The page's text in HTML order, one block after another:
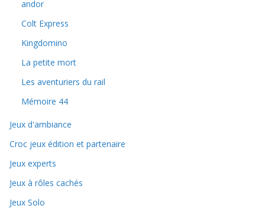
andor
Colt Express
Kingdomino
La petite mort
Les aventuriers du rail
Mémoire 44
Jeux d'ambiance
Croc jeux édition et partenaire
Jeux experts
Jeux à rôles cachés
Jeux Solo